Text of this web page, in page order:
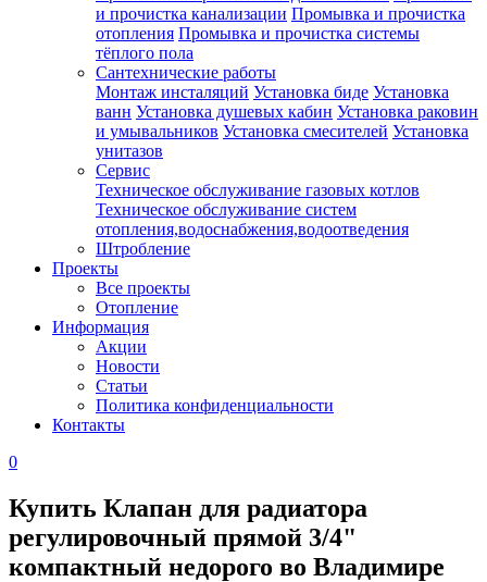
и прочистка канализации Промывка и прочистка
отопления Промывка и прочистка системы
тёплого пола
Сантехнические работы
Монтаж инсталяций Установка биде Установка
ванн Установка душевых кабин Установка раковин
и умывальников Установка смесителей Установка
унитазов
Сервис
Техническое обслуживание газовых котлов
Техническое обслуживание систем
отопления,водоснабжения,водоотведения
Штробление
Проекты
Все проекты
Отопление
Информация
Акции
Новости
Статьи
Политика конфиденциальности
Контакты
0
Купить Клапан для радиатора
регулировочный прямой 3/4"
компактный недорого во Владимире